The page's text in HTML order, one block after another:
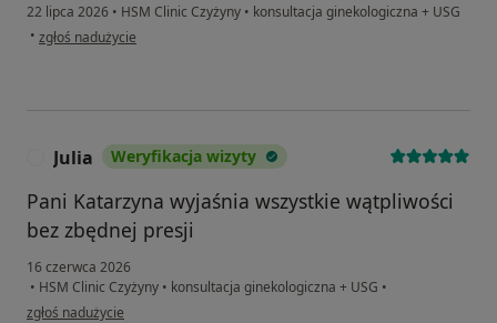
22 lipca 2026 • HSM Clinic Czyżyny • konsultacja ginekologiczna + USG
• w opinii użytkownika Ewa
zgłoś nadużycie
Julia Weryfikacja wizyty
Pani Katarzyna wyjaśnia wszystkie wątpliwości
bez zbędnej presji
16 czerwca 2026
• HSM Clinic Czyżyny • konsultacja ginekologiczna + USG •
w opinii użytkownika Julia
zgłoś nadużycie